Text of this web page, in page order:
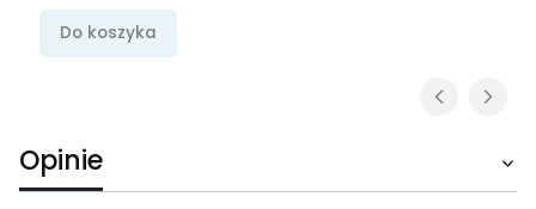
Do koszyka
Opinie